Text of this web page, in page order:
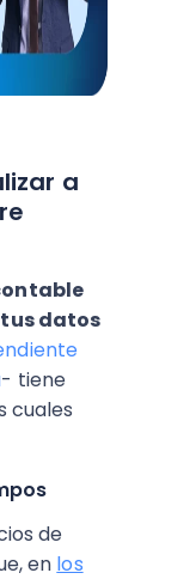
a
datos
- tiene
cuales
de
en los